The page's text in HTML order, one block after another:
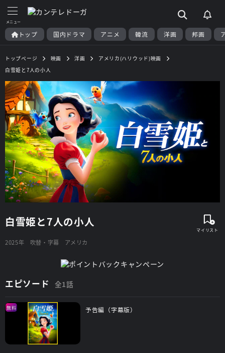
トップ 国内ドラマ アニメ 韓流 洋画 邦画
トップページ 映画 洋画
アメリカ(ハリウッド)映画
白雪姫と7人の小人
白雪姫と7人の小人
2025年 吹替・字幕 アメリカ
エピソード 全1話
無料 予告編（字幕版）